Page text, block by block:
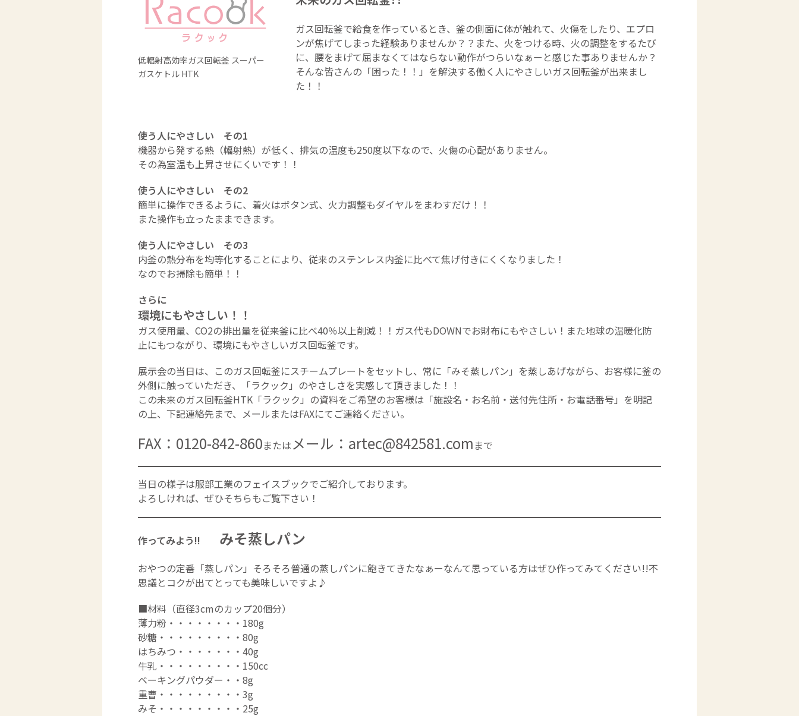
低輻射高効率ガス回転釜 スーパー
ガスケトル HTK
ガス回転釜で給食を作っているとき、釜の側面に体が触れて、火傷をしたり、エプロ
ンが焦げてしまった経験ありませんか？？また、火をつける時、火の調整をするたび
に、腰をまげて屈まなくてはならない動作がつらいなぁーと感じた事ありませんか？
そんな皆さんの「困った！！」を解決する働く人にやさしいガス回転釜が出来まし
た！！
使う人にやさしい その1
機器から発する熱（輻射熱）が低く、排気の温度も250度以下なので、火傷の心配がありません。
その為室温も上昇させにくいです！！
使う人にやさしい その2
簡単に操作できるように、着火はボタン式、火力調整もダイヤルをまわすだけ！！
また操作も立ったままできます。
使う人にやさしい その3
内釜の熱分布を均等化することにより、従来のステンレス内釜に比べて焦げ付きにくくなりました！
なのでお掃除も簡単！！
さらに
環境にもやさしい！！
ガス使用量、CO2の排出量を従来釜に比べ40％以上削減！！ガス代もDOWNでお財布にもやさしい！また地球の温暖化防
止にもつながり、環境にもやさしいガス回転釜です。
展示会の当日は、このガス回転釜にスチームプレートをセットし、常に「みそ蒸しパン」を蒸しあげながら、お客様に釜の
外側に触っていただき、「ラクック」のやさしさを実感して頂きました！！
この未来のガス回転釜HTK「ラクック」の資料をご希望のお客様は「施設名・お名前・送付先住所・お電話番号」を明記
の上、下記連絡先まで、メールまたはFAXにてご連絡ください。
FAX：0120-842-860またはメール：artec@842581.com まで
当日の様子は服部工業のフェイスブックでご紹介しております。
よろしければ、ぜひそちらもご覧下さい！
作ってみよう!! みそ蒸しパン
おやつの定番「蒸しパン」そろそろ普通の蒸しパンに飽きてきたなぁーなんて思っている方はぜひ作ってみてください!!不
思議とコクが出てとっても美味しいですよ♪
■材料（直径3cmのカップ20個分）
薄力粉・・・・・・・・180g
砂糖・・・・・・・・・80g
はちみつ・・・・・・・40g
牛乳・・・・・・・・・150cc
ベーキングパウダー・・8g
重曹・・・・・・・・・3g
みそ・・・・・・・・・25g